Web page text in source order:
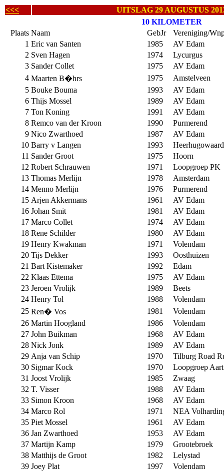
<<<
UITSLAG 29 AUGUSTUS
10 KILOMETER
Plaats Naam GebJr
Vereniging/
1 Eric van Santen 1985
AV Edam
2 Sven Hagen 1974
Lycurgus
3 Sander Collet 1975
AV Edam
4 Maarten B�hrs 1975
Amstelveen
5 Bouke Bouma 1993
AV Edam
6 Thijs Mossel 1989
AV Edam
7 Ton Koning 1991
AV Edam
8 Remco van der Kroon 1990
Purmerend
9 Nico Zwarthoed 1987
AV Edam
10 Barry v Langen 1993
Heerhugowaard
11 Sander Groot 1975
Hoorn
12 Robert Schrauwen 1971
Loopgroep PK
13 Thomas Merlijn 1978
Amsterdam
14 Menno Merlijn 1976
Purmerend
15 Arjen Akkermans 1961
AV Edam
16 Johan Smit 1981
AV Edam
17 Marco Collet 1974
AV Edam
18 Rene Schilder 1980
AV Edam
19 Henry Kwakman 1971
Volendam
20 Tijs Dekker 1993
Oosthuizen
21 Bart Kistemaker 1992
Edam
22 Klaas Ettema 1975
AV Edam
23 Jeroen Vrolijk 1989
Beets
24 Henry Tol 1988
Volendam
25 Ren� Vos 1981
Volendam
26 Martin Hoogland 1986
Volendam
27 John Buikman 1968
AV Edam
28 Nick Jonk 1989
AV Edam
29 Anja van Schip 1970
Tilburg Road
30 Sigmar Kock 1970
Loopgroep
31 Joost Vrolijk 1985
Zwaag
32 T. Visser 1988
AV Edam
33 Simon Kroon 1968
AV Edam
34 Marco Rol 1971
NEA
35 Piet Mossel 1961
AV Edam
36 Jan Zwarthoed 1953
AV Edam
37 Martijn Kamp 1979
Grootebroek
38 Matthijs de Groot 1982
Lelystad
39 Joey Plat 1997
Volendam